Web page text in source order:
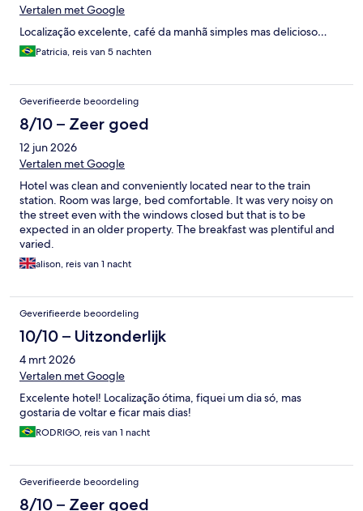
Vertalen met Google
Localização excelente, café da manhã simples mas delicioso…
Patricia, reis van 5 nachten
Geverifieerde beoordeling
8/10 – Zeer goed
12 jun 2026
Vertalen met Google
Hotel was clean and conveniently located near to the train
station. Room was large, bed comfortable. It was very noisy on
the street even with the windows closed but that is to be
expected in an older property. The breakfast was plentiful and
varied.
alison, reis van 1 nacht
Geverifieerde beoordeling
10/10 – Uitzonderlijk
4 mrt 2026
Vertalen met Google
Excelente hotel! Localização ótima, fiquei um dia só, mas
gostaria de voltar e ficar mais dias!
RODRIGO, reis van 1 nacht
Geverifieerde beoordeling
8/10 – Zeer goed